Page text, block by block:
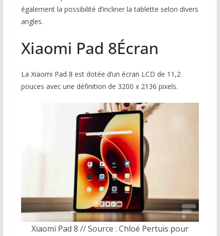
également la possibilité d’incliner la tablette selon divers
angles.
Xiaomi Pad 8Écran
La Xiaomi Pad 8 est dotée d’un écran LCD de 11,2
pouces avec une définition de 3200 x 2136 pixels.
Xiaomi Pad 8 // Source : Chloé Pertuis pour